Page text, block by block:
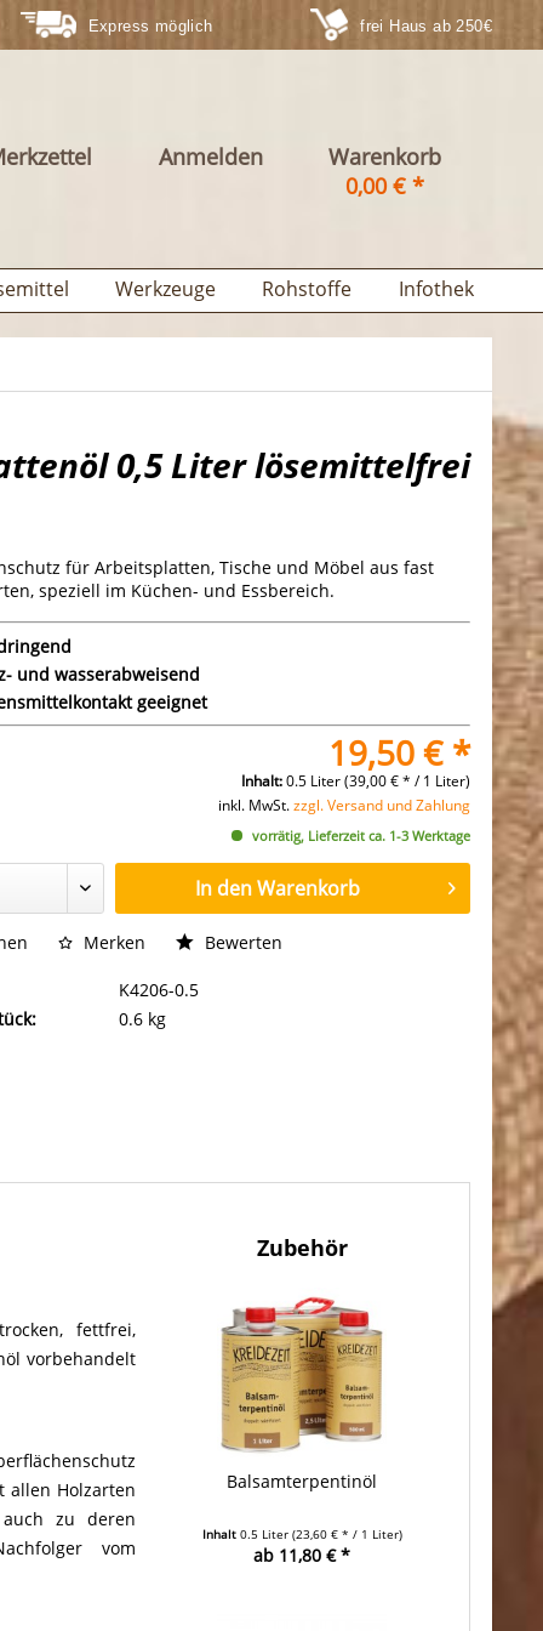
Express möglich frei Haus ab 250€
Anmelden
Warenkorb
0,00 € *
Werkzeuge Rohstoffe Infothek
0,5 Liter lösemittelfrei
für Arbeitsplatten, Tische und Möbel aus fast
speziell im Küchen- und Essbereich.
und wasserabweisend
geeignet
19,50 € *
Inhalt:0.5 Liter (39,00 € * / 1 Liter)
inkl. MwSt.zzgl. Versand und Zahlung
vorrätig, Lieferzeit ca. 1-3 Werktage
In den Warenkorb
Merken Bewerten
K4206-0.5
0.6 kg
fettfrei,
vorbehandelt
allen Holzarten
zu deren
vom
Zubehör
Balsamterpentinöl
Inhalt 0.5 Liter (23,60 € * / 1 Liter)
ab 11,80 € *